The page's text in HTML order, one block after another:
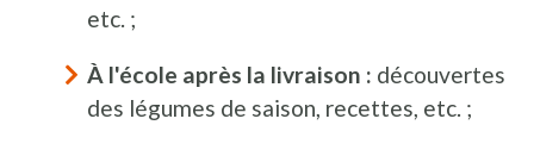
etc. ;
À l'école après la livraison : découvertes
des légumes de saison, recettes, etc. ;